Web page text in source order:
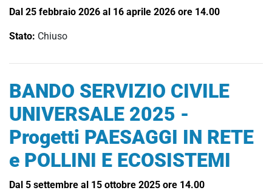
Dal 25 febbraio 2026 al 16 aprile 2026 ore 14.00
Stato: Chiuso
BANDO SERVIZIO CIVILE
UNIVERSALE 2025 -
Progetti PAESAGGI IN RETE
e POLLINI E ECOSISTEMI
Dal 5 settembre al 15 ottobre 2025 ore 14.00